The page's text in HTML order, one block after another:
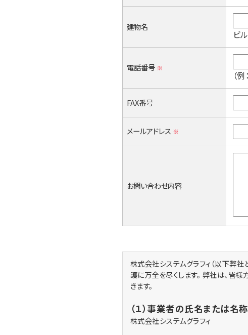
建物名
ビ
電話番号 ※
（
FAX番号
メールアドレス ※
お問い合わせ内容
株式会社システムグラフィ（以下弊
護に万全を尽くします。 弊社は、皆
きます。
（１）事業者の氏名または名称
株式会社システムグラフィ